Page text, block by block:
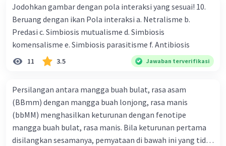
Jodohkan gambar dengan pola interaksi yang sesuai! 10.
Beruang dengan ikan Pola interaksi a. Netralisme b.
Predasi c. Simbiosis mutualisme d. Simbiosis
komensalisme e. Simbiosis parasitisme f. Antibiosis
11 3.5 Jawaban terverifikasi
Persilangan antara mangga buah bulat, rasa asam
(BBmm) dengan mangga buah lonjong, rasa manis
(bbMM) menghasilkan keturunan dengan fenotipe
mangga buah bulat, rasa manis. Bila keturunan pertama
disilangkan sesamanya, pemyataan di bawah ini yang tidak